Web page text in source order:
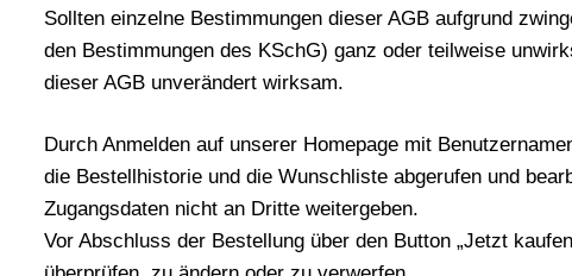
Sollten einzelne Bestimmungen dieser AGB aufgrund
den Bestimmungen des KSchG) ganz oder teilweise
dieser AGB unverändert wirksam.
Durch Anmelden auf unserer Homepage mit
die Bestellhistorie und die Wunschliste abgerufen und
Zugangsdaten nicht an Dritte weitergeben.
Vor Abschluss der Bestellung über den Button „Jetzt